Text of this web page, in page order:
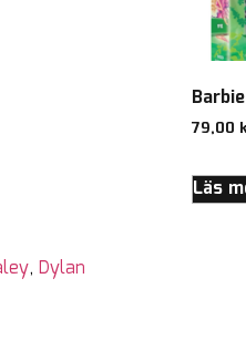
, Dylan
79,00
Läs